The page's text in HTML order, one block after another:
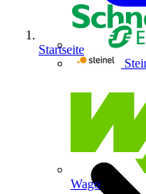
Wago
Startseite